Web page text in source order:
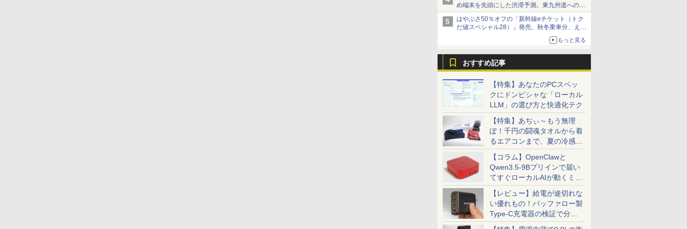
め端末を先頭にした渋滞予測。東九州道への迂
回は料金調整を実施
はやぶさ50％オフの「新幹線eチケット（トク
だ値スペシャル28）」発売。秋冬乗車分、えき
もっと見る
おすすめ記事
【特集】あなたのPCスペッ
クにドンピシャな「ローカル
LLM」の選び方と快適化テク
【特集】あぢぃ～もう無理
ぽ！千円の闘魂タオルから着
るエアコンまで、夏の冷感グ
ッズ一挙紹介
【コラム】OpenClawと
Qwen3.5-9Bプリインで届い
てすぐローカルAIが動くミニ
PC「SER9 Pro」
【レビュー】給電が途切れな
い優れもの！バッファロー製
Type-C充電器の検証で分か
ったこと